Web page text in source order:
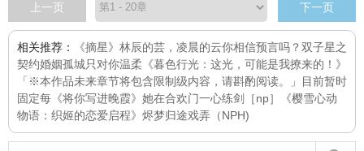
上一页 下一页
相关推荐： 《摘星》 林辰的芸，凌晨的云你相信预言吗？双子星之
契约婚姻孤城只对你温柔 《暮色行光：这光，可能是我撩来的！》
「※本作品未来章节将包含限制级内容，请斟酌阅读。」目前暂时
固定每 《将你写进晚霞》 她在合欢门一心练剑［np］
《樱雪心动
物语：织姬的恋爱启程》 烬梦归途戏弄（NPH)